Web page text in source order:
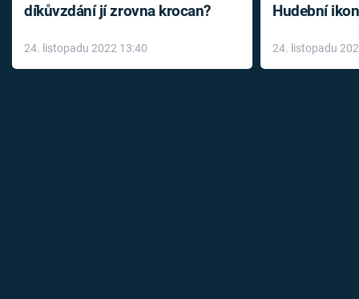
díkůvzdání jí zrovna krocan?
24. listopadu 2022 13:40
Hudební
léky
24. listopadu